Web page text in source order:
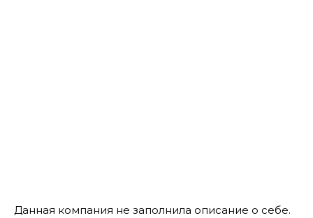
Данная компания не заполнила описание о себе.